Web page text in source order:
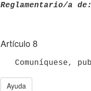
Reglamentario/a de:
Artículo 8
Ayuda